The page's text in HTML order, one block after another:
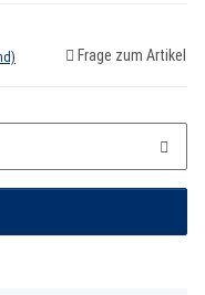
Frage zum Artikel